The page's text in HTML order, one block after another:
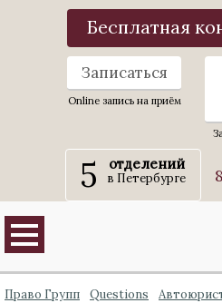
Бесплатная
Записаться
Online запись на приём
5 отделений
в Петербурге
Право Групп Questions